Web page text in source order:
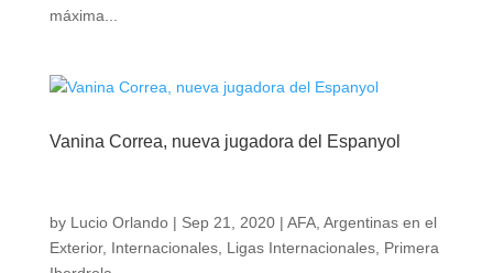
máxima...
Vanina Correa, nueva jugadora del Espanyol
by Lucio Orlando| Sep 21, 2020| AFA, Argentinas en el
Exterior, Internacionales, Ligas Internacionales, Primera